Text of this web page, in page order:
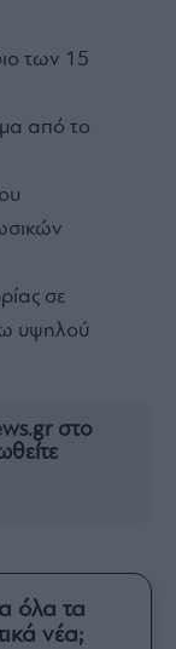
των 15
από το
σε
υψηλού
στο
όλα τα
νέα;